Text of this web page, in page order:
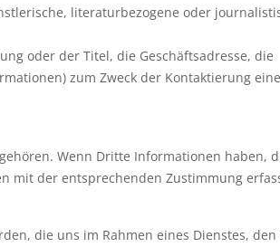
literaturbezogene oder
oder der Titel, die Geschäftsadresse, die
zum Zweck der Kontaktierung
Wenn Dritte Informationen haben,
mit der entsprechenden Zustimmung
die uns im Rahmen eines Dienstes, den